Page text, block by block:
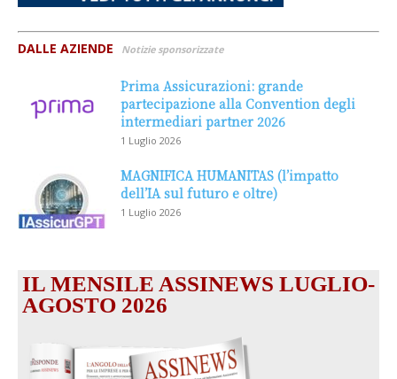
DALLE AZIENDE Notizie sponsorizzate
Prima Assicurazioni: grande
partecipazione alla Convention degli
intermediari partner 2026
1 Luglio 2026
MAGNIFICA HUMANITAS (l’impatto
dell’IA sul futuro e oltre)
1 Luglio 2026
IL MENSILE ASSINEWS LUGLIO-
AGOSTO 2026